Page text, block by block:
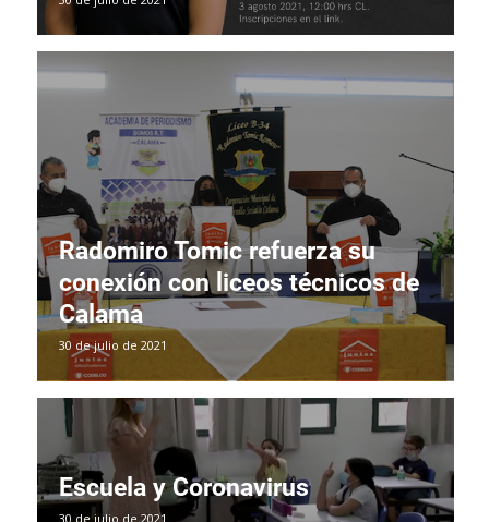
Radomiro Tomic refuerza su
conexión con liceos técnicos de
Calama
30 de julio de 2021
Escuela y Coronavirus
30 de julio de 2021